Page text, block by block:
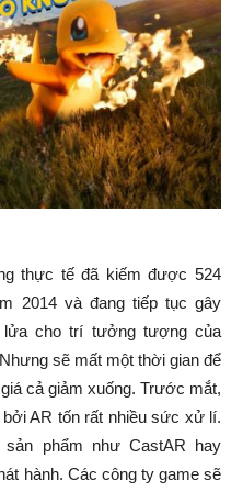
thực tế đã kiếm được 524
2014 và đang tiếp tục gây
cho trí tưởng tượng của
sẽ mất một thời gian để
cả giảm xuống. Trước mắt,
AR tốn rất nhiều sức xử lí.
phẩm như CastAR hay
hành. Các công ty game sẽ